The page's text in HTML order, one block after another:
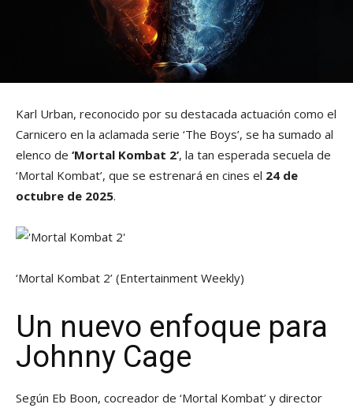
Karl Urban, reconocido por su destacada actuación como el
Carnicero en la aclamada serie ‘The Boys’, se ha sumado al
elenco de ‘Mortal Kombat 2’, la tan esperada secuela de
‘Mortal Kombat’, que se estrenará en cines el 24 de
octubre de 2025.
‘Mortal Kombat 2’ (Entertainment Weekly)
Un nuevo enfoque para
Johnny Cage
Según Eb Boon, cocreador de ‘Mortal Kombat’ y director